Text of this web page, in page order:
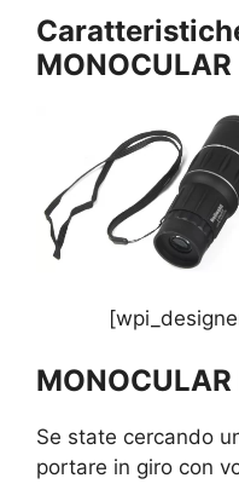
MONOCULAR
Se state cercando
portare in giro con